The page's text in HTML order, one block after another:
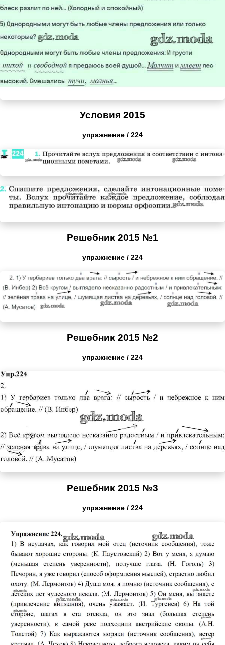
Условия 2015
упражнение / 224
Решебник 2015 №1
упражнение / 224
Решебник 2015 №2
упражнение / 224
Решебник 2015 №3
упражнение / 224